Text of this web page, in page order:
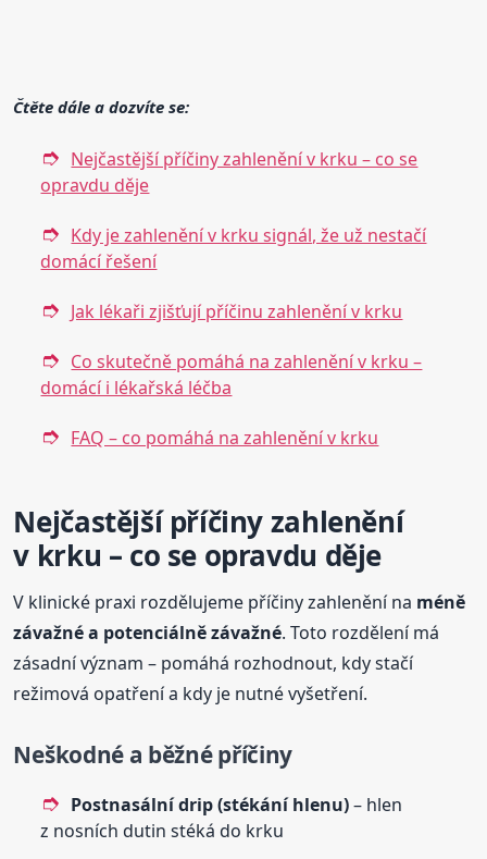
Čtěte dále a dozvíte se:
Nejčastější příčiny zahlenění v krku – co se
opravdu děje
Kdy je zahlenění v krku signál, že už nestačí
domácí řešení
Jak lékaři zjišťují příčinu zahlenění v krku
Co skutečně pomáhá na zahlenění v krku –
domácí i lékařská léčba
FAQ – co pomáhá na zahlenění v krku
Nejčastější příčiny zahlenění
v krku – co se opravdu děje
V klinické praxi rozdělujeme příčiny zahlenění na méně
závažné a potenciálně závažné. Toto rozdělení má
zásadní význam – pomáhá rozhodnout, kdy stačí
režimová opatření a kdy je nutné vyšetření.
Neškodné a běžné příčiny
Postnasální drip (stékání hlenu)– hlen
z nosních dutin stéká do krku